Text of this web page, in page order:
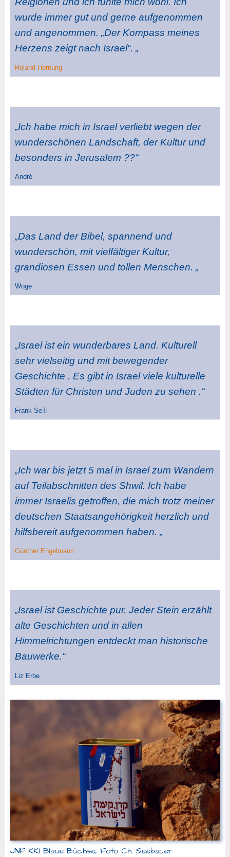
wurde immer gut und gerne aufgenommen
und angenommen. „Der Kompass meines
Herzens zeigt nach Israel“. „
Roland Hornung
„Ich habe mich in Israel verliebt wegen der
wunderschönen Landschaft, der Kultur und
besonders in Jerusalem ??“
André
„Das Land der Bibel, spannend und
wunderschön, mit vielfältiger Kultur,
grandiosen Essen und tollen Menschen. „
Woge
„Israel ist ein wunderbares Land. Kulturell
sehr vielseitig und mit bewegender
Geschichte . Es gibt in Israel viele kulturelle
Städten für Christen und Juden zu sehen .“
Frank SeTi
„Ich war bis jetzt 5 mal in Israel zum Wandern
auf Teilabschnitten des Shwil. Ich habe
immer Israelis getroffen, die mich trotz meiner
deutschen Staatsangehörigkeit herzlich und
hilfsbereit aufgenommen haben. „
Günther Engelmann
„Israel ist Geschichte pur. Jeder Stein erzählt
alte Geschichten und in allen
Himmelrichtungen entdeckt man historische
Bauwerke.“
Liz Erbe
JNF KKl Blaue Büchse, Foto Ch. Seebauer